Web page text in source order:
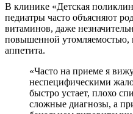
В клинике «Детская
педиатры часто объясняют
витаминов, даже
повышенной утомляемостью,
аппетита.
«Часто на приеме я
неспецифическими
быстро устает, плохо
сложные диагнозы, а